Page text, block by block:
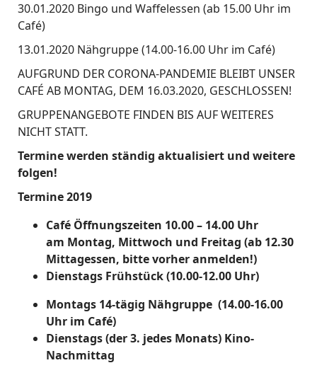
30.01.2020 Bingo und Waffelessen (ab 15.00 Uhr im
Café)
13.01.2020 Nähgruppe (14.00-16.00 Uhr im Café)
AUFGRUND DER CORONA-PANDEMIE BLEIBT UNSER
CAFÉ AB MONTAG, DEM 16.03.2020, GESCHLOSSEN!
GRUPPENANGEBOTE FINDEN BIS AUF WEITERES
NICHT STATT.
Termine werden ständig aktualisiert und weitere
folgen!
Termine 2019
Café Öffnungszeiten 10.00 – 14.00 Uhr
am Montag, Mittwoch und Freitag (ab 12.30
Mittagessen, bitte vorher anmelden!)
Dienstags Frühstück (10.00-12.00 Uhr)
Montags 14-tägig Nähgruppe (14.00-16.00
Uhr im Café)
Dienstags (der 3. jedes Monats) Kino-
Nachmittag